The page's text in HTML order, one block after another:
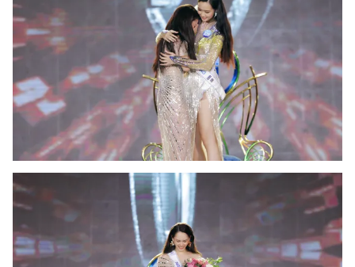
VTV Sức khoẻ Bất động sản
Thị trường 24h Tấm lòng Việt
VTV4 Vươn mình bằng AI
VTV9 VTV8
Liên hệ tòa soạn English